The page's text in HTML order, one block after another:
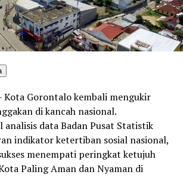
Akan Dijadikan Kota Ekraf
Kota Gorontalo kembali mengukir
di kancah nasional.
analisis data Badan Pusat Statistik
indikator ketertiban sosial nasional,
menempati peringkat ketujuh
Paling Aman dan Nyaman di